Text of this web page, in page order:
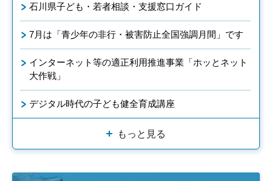
石川県子ども・若者相談・支援窓口ガイド
7月は「青少年の非行・被害防止全国強調月間」です
インターネット等の適正利用推進事業「ホッとネット
大作戦」
デジタル時代の子ども健全育成講座
もっと見る